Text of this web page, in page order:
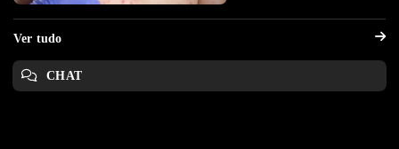
Ver tudo
CHAT